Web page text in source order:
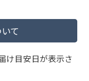
て
け目安日が表示さ